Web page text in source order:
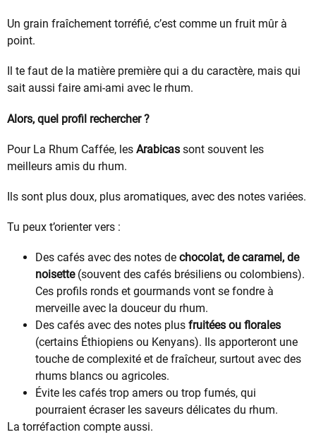
Un grain fraîchement torréfié, c’est comme un fruit mûr à
point.
Il te faut de la matière première qui a du caractère, mais qui
sait aussi faire ami-ami avec le rhum.
Alors, quel profil rechercher ?
Pour La Rhum Caffée, les Arabicas sont souvent les
meilleurs amis du rhum.
Ils sont plus doux, plus aromatiques, avec des notes variées.
Tu peux t’orienter vers :
Des cafés avec des notes de chocolat, de caramel, de
noisette(souvent des cafés brésiliens ou colombiens).
Ces profils ronds et gourmands vont se fondre à
merveille avec la douceur du rhum.
Des cafés avec des notes plus fruitées ou florales
(certains Éthiopiens ou Kenyans). Ils apporteront une
touche de complexité et de fraîcheur, surtout avec des
rhums blancs ou agricoles.
Évite les cafés trop amers ou trop fumés, qui
pourraient écraser les saveurs délicates du rhum.
La torréfaction compte aussi.